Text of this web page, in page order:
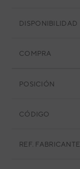
DISPONIBILIDAD
COMPRA
POSICIÓN
CÓDIGO
REF. FABRICANTE